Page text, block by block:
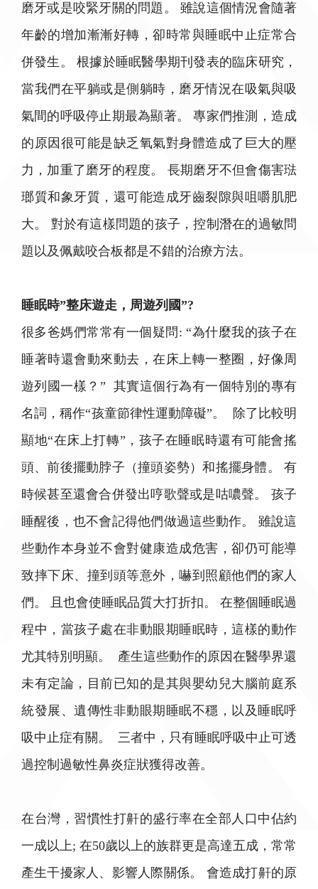
磨牙或是咬緊牙關的問題。 雖說這個情況會隨著
年齡的增加漸漸好轉，卻時常與睡眠中止症常合
併發生。 根據於睡眠醫學期刊發表的臨床研究，
當我們在平躺或是側躺時，磨牙情況在吸氣與吸
氣間的呼吸停止期最為顯著。 專家們推測，造成
的原因很可能是缺乏氧氣對身體造成了巨大的壓
力，加重了磨牙的程度。 長期磨牙不但會傷害琺
瑯質和象牙質，還可能造成牙齒裂隙與咀嚼肌肥
大。 對於有這樣問題的孩子，控制潛在的過敏問
題以及佩戴咬合板都是不錯的治療方法。
睡眠時”整床遊走，周遊列國”?
很多爸媽們常常有一個疑問: “為什麼我的孩子在
睡著時還會動來動去，在床上轉一整圈，好像周
遊列國一樣？” 其實這個行為有一個特別的專有
名詞，稱作“孩童節律性運動障礙”。 除了比較明
顯地“在床上打轉”，孩子在睡眠時還有可能會搖
頭、前後擺動脖子（撞頭姿勢）和搖擺身體。 有
時候甚至還會合併發出哼歌聲或是咕噥聲。 孩子
睡醒後，也不會記得他們做過這些動作。 雖說這
些動作本身並不會對健康造成危害，卻仍可能導
致摔下床、撞到頭等意外，嚇到照顧他們的家人
們。 且也會使睡眠品質大打折扣。 在整個睡眠過
程中，當孩子處在非動眼期睡眠時，這樣的動作
尤其特別明顯。 產生這些動作的原因在醫學界還
未有定論，目前已知的是其與嬰幼兒大腦前庭系
統發展、遺傳性非動眼期睡眠不穩，以及睡眠呼
吸中止症有關。 三者中，只有睡眠呼吸中止可透
過控制過敏性鼻炎症狀獲得改善。
在台灣，習慣性打鼾的盛行率在全部人口中佔約
一成以上; 在50歲以上的族群更是高達五成，常常
產生干擾家人、影響人際關係。 會造成打鼾的原